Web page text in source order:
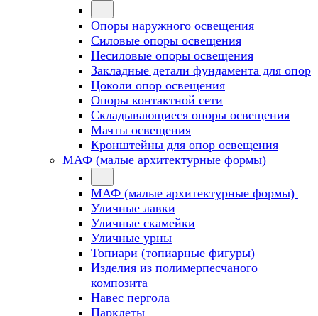
Опоры наружного освещения
Силовые опоры освещения
Несиловые опоры освещения
Закладные детали фундамента для опор
Цоколи опор освещения
Опоры контактной сети
Cкладывающиеся опоры освещения
Мачты освещения
Кронштейны для опор освещения
МАФ (малые архитектурные формы)
МАФ (малые архитектурные формы)
Уличные лавки
Уличные скамейки
Уличные урны
Топиари (топиарные фигуры)
Изделия из полимерпесчаного
композита
Навес пергола
Парклеты